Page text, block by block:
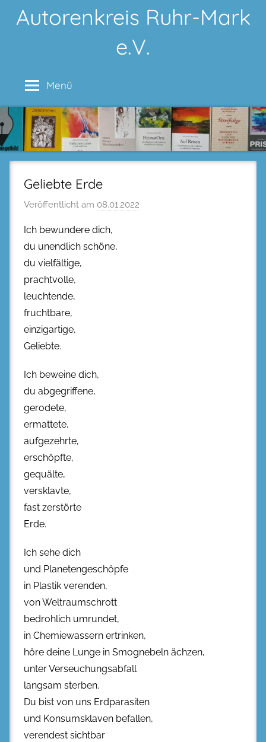
InhaltAutorenkreis Ruhr-Mark
e.V.
Menü
Geliebte Erde
Veröffentlicht am 08.01.2022
Ich bewundere dich,
du unendlich schöne,
du vielfältige,
prachtvolle,
leuchtende,
fruchtbare,
einzigartige,
Geliebte.
Ich beweine dich,
du abgegriffene,
gerodete,
ermattete,
aufgezehrte,
erschöpfte,
gequälte,
versklavte,
fast zerstörte
Erde.
Ich sehe dich
und Planetengeschöpfe
in Plastik verenden,
von Weltraumschrott
bedrohlich umrundet,
in Chemiewassern ertrinken,
höre deine Lunge in Smognebeln ächzen,
unter Verseuchungsabfall
langsam sterben.
Du bist von uns Erdparasiten
und Konsumsklaven befallen,
verendest sichtbar